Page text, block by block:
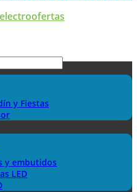
y Fiestas
y embutidos
LED